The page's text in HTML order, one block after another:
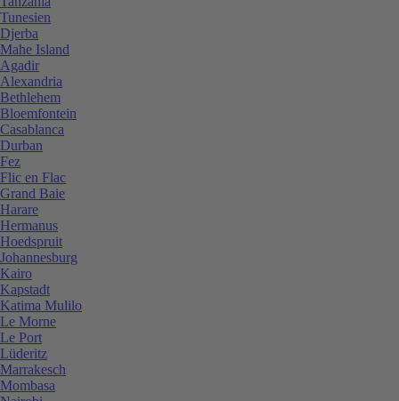
Tunesien
Djerba
Mahe Island
Agadir
Alexandria
Bethlehem
Bloemfontein
Casablanca
Durban
Fez
Flic en Flac
Grand Baie
Harare
Hermanus
Hoedspruit
Johannesburg
Kairo
Kapstadt
Katima Mulilo
Le Morne
Le Port
Lüderitz
Marrakesch
Mombasa